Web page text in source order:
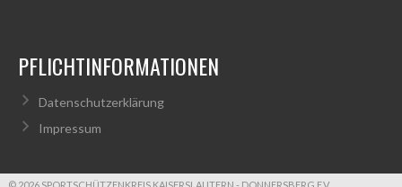
PFLICHTINFORMATIONEN
Datenschutzerklärung
Impressum